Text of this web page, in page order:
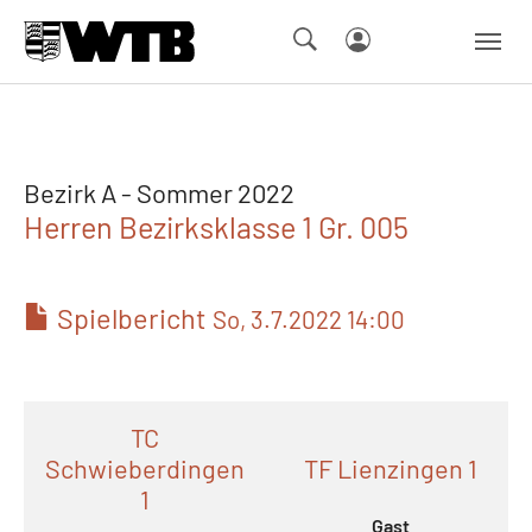
Bezirk A - Sommer 2022
Herren Bezirksklasse 1 Gr. 005
Spielbericht So, 3.7.2022 14:00
TC
Schwieberdingen
1
TF Lienzingen 1
Gast